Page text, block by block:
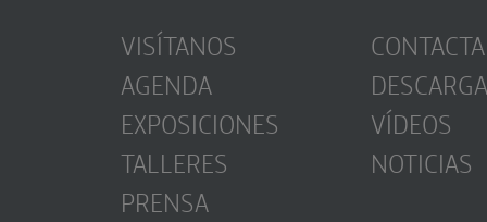
VISÍTANOS
AGENDA
EXPOSICIONES
TALLERES
PRENSA
CONTACTA
VÍDEOS
NOTICIAS